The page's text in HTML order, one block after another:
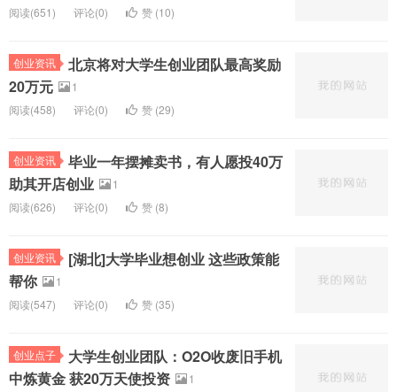
阅读(651) 评论(0) 赞 (10)
创业资讯
北京将对大学生创业团队最高奖励
20万元
1
阅读(458) 评论(0) 赞 (29)
创业资讯
毕业一年摆摊卖书，有人愿投40万
助其开店创业
1
阅读(626) 评论(0) 赞 (8)
创业资讯
[湖北]大学毕业想创业 这些政策能
帮你
1
阅读(547) 评论(0) 赞 (35)
创业点子
大学生创业团队：O2O收废旧手机
中炼黄金 获20万天使投资
1